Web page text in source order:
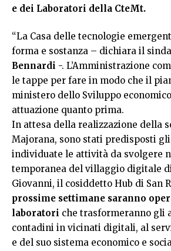
e dei Laboratori della CteMt.
“La Casa delle tecnologie
forma e sostanza – dichiara il
Bennardi -. L’Amministrazione
le tappe per fare in modo che il
ministero dello Sviluppo
attuazione quanto prima.
In attesa della realizzazione della
Majorana, sono stati predisposti gli
individuate le attività da svolgere
temporanea del villaggio digitale
Giovanni, il cosiddetto Hub di San
prossime settimane saranno
laboratori che trasformeranno gli
contadini in vicinati digitali, al
e del suo sistema economico e